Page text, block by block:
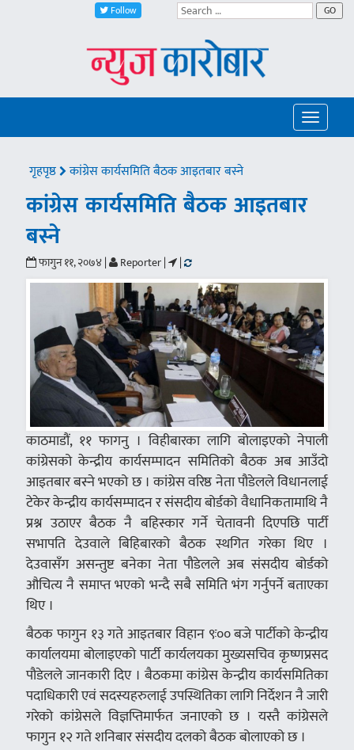
Follow GO
Toggle
गृहपृष्ठ कांग्रेस कार्यसमिति बैठक आइतबार बस्ने
कांग्रेस कार्यसमिति बैठक आइतबार
बस्ने
फागुन ११, २०७४ | Reporter | |
काठमाडौं, ११ फागनु । विहीबारका लागि बोलाइएको नेपाली
कांग्रेसको केन्द्रीय कार्यसम्पादन समितिको बैठक अब आउँदो
आइतबार बस्ने भएको छ । कांग्रेस वरिष्ठ नेता पौडेलले विधानलाई
टेकेर केन्द्रीय कार्यसम्पादन र संसदीय बोर्डको वैधानिकतामाथि नै
प्रश्न उठाएर बैठक नै बहिस्कार गर्ने चेतावनी दिएपछि पार्टी
सभापति देउवाले बिहिबारको बैठक स्थगित गरेका थिए ।
देउवासँग असन्तुष्ट बनेका नेता पौडेलले अब संसदीय बोर्डको
औचित्य नै समाप्त भएको भन्दै सबै समिति भंग गर्नुपर्ने बताएका
थिए ।
बैठक फागुन १३ गते आइतबार विहान ९ः०० बजे पार्टीको केन्द्रीय
कार्यालयमा बोलाइएको पार्टी कार्यलयका मुख्यसचिव कृष्णप्रसद
पौडेलले जानकारी दिए । बैठकमा कांग्रेस केन्द्रीय कार्यसमितिका
पदाधिकारी एवं सदस्यहरुलाई उपस्थितिका लागि निर्देशन नै जारी
गरेको कांग्रेसले विज्ञप्तिमार्फत जनाएको छ । यस्तै कांग्रेसले
फागुन १२ गते शनिबार संसदीय दलको बैठक बोलाएको छ ।